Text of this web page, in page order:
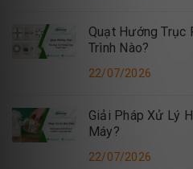
Quạt Hướng Trục
Trình Nào?
22/07/2026
Giải Pháp Xử Lý
Máy?
22/07/2026